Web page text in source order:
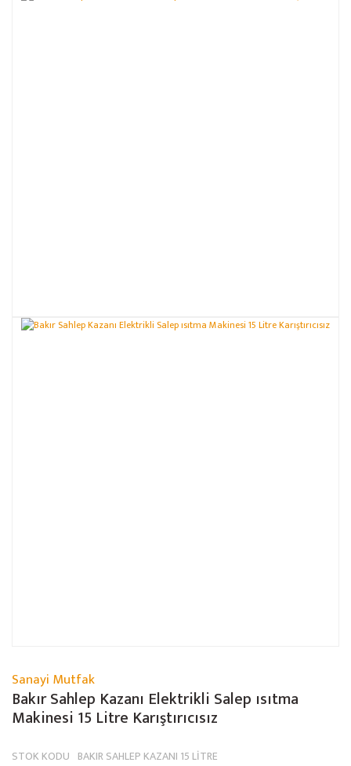
Sanayi Mutfak
Bakır Sahlep Kazanı Elektrikli Salep ısıtma
Makinesi 15 Litre Karıştırıcısız
STOK KODU BAKIR SAHLEP KAZANI 15 LİTRE